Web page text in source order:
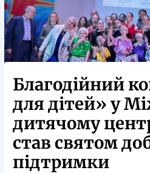
Благодійний
для дітей» у
дитячому
став святом
підтримки